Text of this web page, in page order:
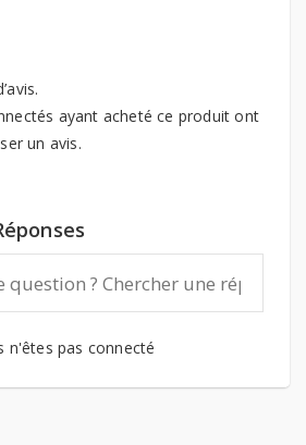
ayant acheté ce produit ont
un avis.
n'êtes pas connecté